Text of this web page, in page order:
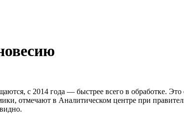
с 2014 года — быстрее всего в обработке.
отмечают в Аналитическом центре при